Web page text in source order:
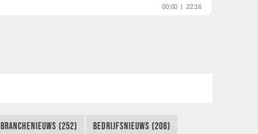
BRANCHENIEUWS (252) BEDRIJFSNIEUWS (208)